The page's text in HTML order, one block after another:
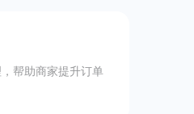
帮助商家提升订单